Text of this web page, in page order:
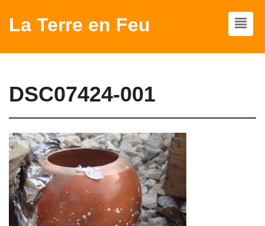
La Terre en Feu
DSC07424-001